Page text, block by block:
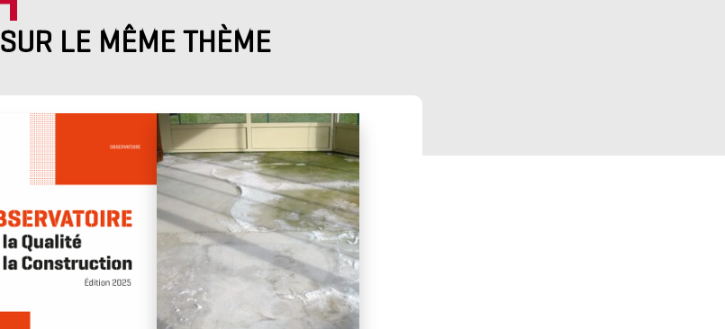
SUR LE MÊME THÈME